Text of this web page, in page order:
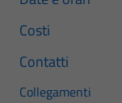
Costi
Contatti
Collegamenti